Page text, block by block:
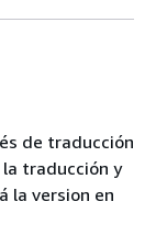
de traducción
traducción y
la version en